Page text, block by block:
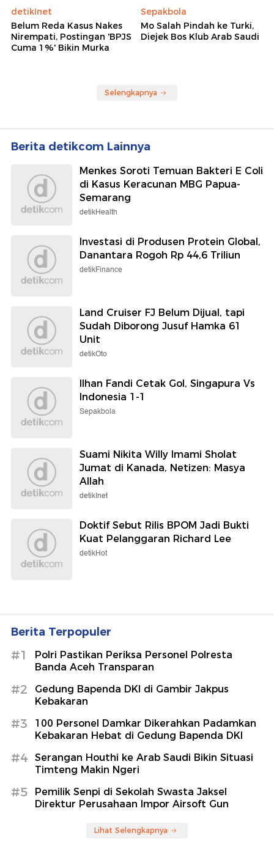
detikInet
Belum Reda Kasus Nakes
Nirempati, Postingan 'BPJS
Cuma 1%' Bikin Murka
Sepakbola
Mo Salah Pindah ke Turki,
Diejek Bos Klub Arab Saudi
Selengkapnya
Berita detikcom Lainnya
Menkes Soroti Temuan Bakteri E Coli
di Kasus Keracunan MBG Papua-
Semarang
detikHealth
Investasi di Produsen Protein Global,
Danantara Rogoh Rp 44,6 Triliun
detikFinance
Land Cruiser FJ Belum Dijual, tapi
Sudah Diborong Jusuf Hamka 61
Unit
detikOto
Ilhan Fandi Cetak Gol, Singapura Vs
Indonesia 1-1
Sepakbola
Suami Nikita Willy Imami Sholat
Jumat di Kanada, Netizen: Masya
Allah
detikInet
Doktif Sebut Rilis BPOM Jadi Bukti
Kuat Pelanggaran Richard Lee
detikHot
Berita Terpopuler
#1
Polri Pastikan Periksa Personel Polresta
Banda Aceh Transparan
#2
Gedung Bapenda DKI di Gambir Jakpus
Kebakaran
#3
100 Personel Damkar Dikerahkan Padamkan
Kebakaran Hebat di Gedung Bapenda DKI
#4
Serangan Houthi ke Arab Saudi Bikin Situasi
Timteng Makin Ngeri
#5
Pemilik Senpi di Sekolah Swasta Jaksel
Direktur Perusahaan Impor Airsoft Gun
Lihat Selengkapnya